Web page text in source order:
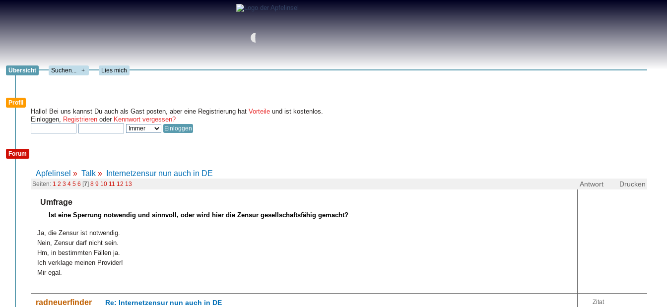
Übersicht + Lies mich
Profil
Hallo! Bei uns kannst Du auch als Gast posten, aber eine Registrierung hat Vorteile und ist kostenlos.
Einloggen, Registrieren oder Kennwort vergessen?
Forum
Apfelinsel » Talk » Internetzensur nun auch in DE
Antwort Drucken
Seiten: 1 2 3 4 5 6 [7] 8 9 10 11 12 13
Umfrage
Ist eine Sperrung notwendig und sinnvoll, oder wird hier die Zensur gesellschaftsfähig gemacht?
Ja, die Zensur ist notwendig.
Nein, Zensur darf nicht sein.
Hm, in bestimmten Fällen ja.
Ich verklage meinen Provider!
Mir egal.
radneuerfinder Zitat
Re: Internetzensur nun auch in DE